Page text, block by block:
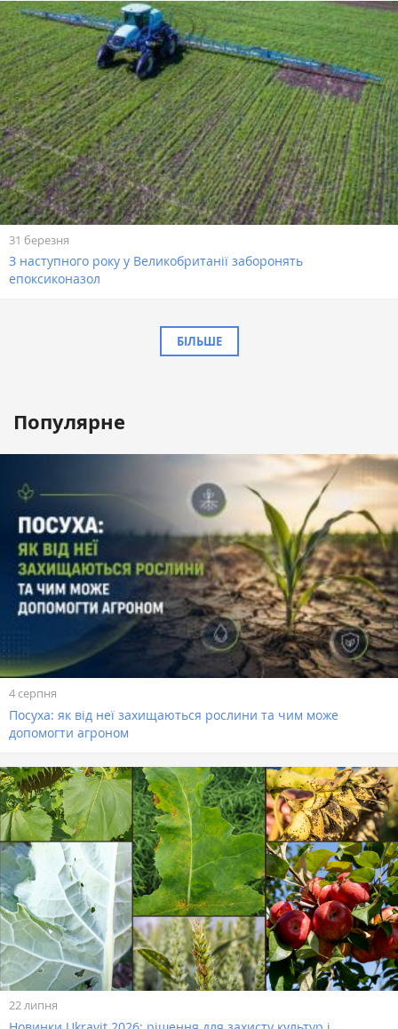
31 березня
З наступного року у Великобританії заборонять
епоксиконазол
БІЛЬШЕ
Популярне
4 серпня
Посуха: як від неї захищаються рослини та чим може
допомогти агроном
22 липня